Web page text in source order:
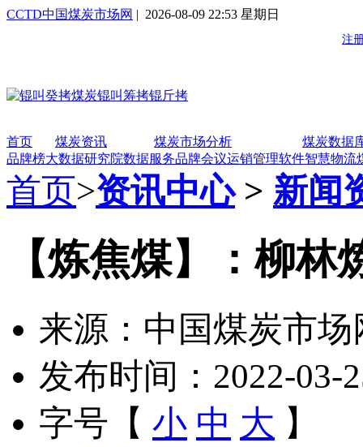
CCTD中国煤炭市场网 | 2026-08-09 22:53 星期日
首页 煤炭资讯 煤炭市场分析
煤炭数据
品牌榜大数据研究院数据服务品牌会议运销管理软件智慧物流
首页>资讯中心> 新闻
【炼焦煤】：柳林
来源：中国煤炭市场
发布时间：2022-03-
字号【 小 中 大 】